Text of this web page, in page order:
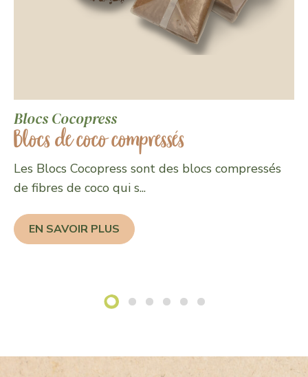
Blocs Cocopress
Blocs de coco compressés
Les Blocs Cocopress sont des blocs compressés
de fibres de coco qui s...
EN SAVOIR PLUS